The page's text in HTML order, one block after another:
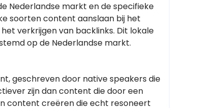
Nederlandse markt en de specifieke
soorten content aanslaan bij het
verkrijgen van backlinks. Dit lokale
op de Nederlandse markt.
geschreven door native speakers die
zijn dan content die door een
content creëren die echt resoneert